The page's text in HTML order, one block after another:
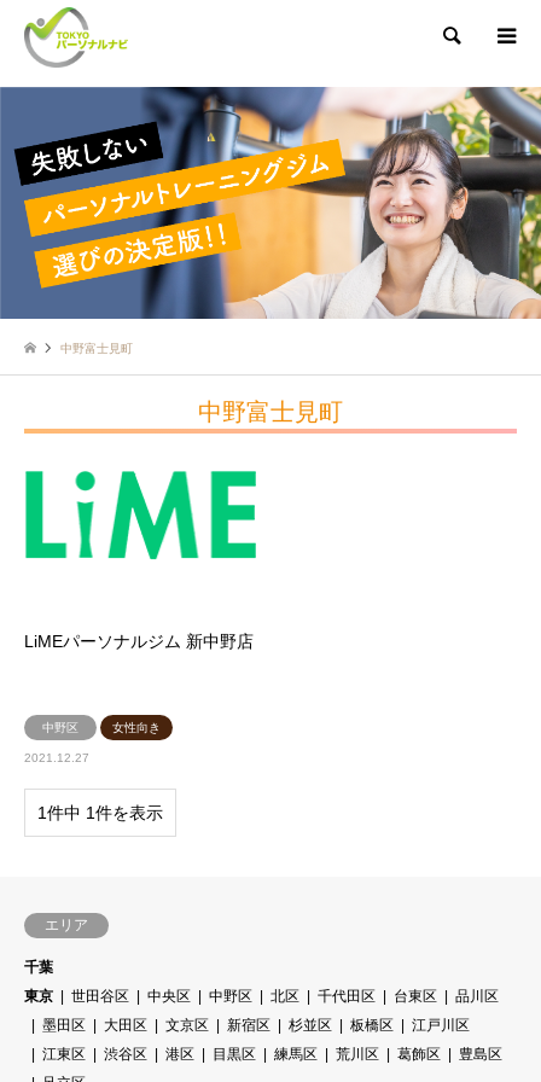
検索
中野富士見町
中野富士見町
LiMEパーソナルジム 新中野店
中野区 女性向き
2021.12.27
1件中 1件を表示
エリア
千葉
東京
世田谷区 中央区 中野区 北区 千代田区 台東区
品川区
墨田区
大田区 文京区 新宿区 杉並区 板橋区
江戸川区
江東区
渋谷区 港区 目黒区 練馬区 荒川区 葛飾区
豊島区